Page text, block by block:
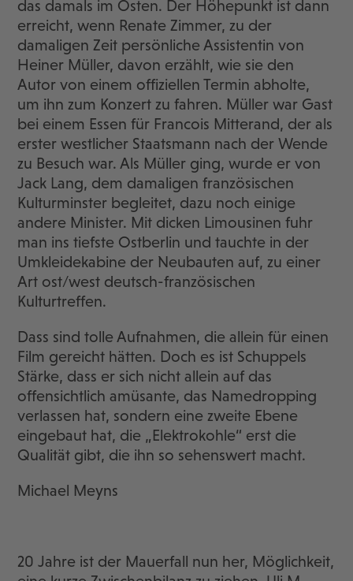
das damals im Osten. Der Höhepunkt ist dann
erreicht, wenn Renate Zimmer, zu der
damaligen Zeit persönliche Assistentin von
Heiner Müller, davon erzählt, wie sie den
Autor von einem offiziellen Termin abholte,
um ihn zum Konzert zu fahren. Müller war Gast
bei einem Essen für Francois Mitterand, der als
erster westlicher Staatsmann nach der Wende
zu Besuch war. Als Müller ging, wurde er von
Jack Lang, dem damaligen französischen
Kulturminster begleitet, dazu noch einige
andere Minister. Mit dicken Limousinen fuhr
man ins tiefste Ostberlin und tauchte in der
Umkleidekabine der Neubauten auf, zu einer
Art ost/west deutsch-französischen
Kulturtreffen.
Dass sind tolle Aufnahmen, die allein für einen
Film gereicht hätten. Doch es ist Schuppels
Stärke, dass er sich nicht allein auf das
offensichtlich amüsante, das Namedropping
verlassen hat, sondern eine zweite Ebene
eingebaut hat, die „Elektrokohle“ erst die
Qualität gibt, die ihn so sehenswert macht.
Michael Meyns
20 Jahre ist der Mauerfall nun her, Möglichkeit,